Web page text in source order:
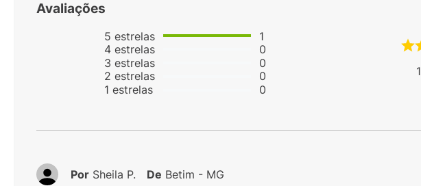
Avaliações
5 estrelas
4estrelas
3 estrelas
2 estrelas
1 estrelas
1
0
0
0
0
1
Por Sheila P. De Betim - MG